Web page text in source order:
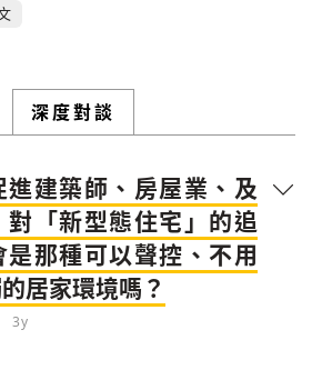
深度對談
進建築師、房屋業、及
對「新型態住宅」的追
是那種可以聲控、不用
居家環境嗎？
3y